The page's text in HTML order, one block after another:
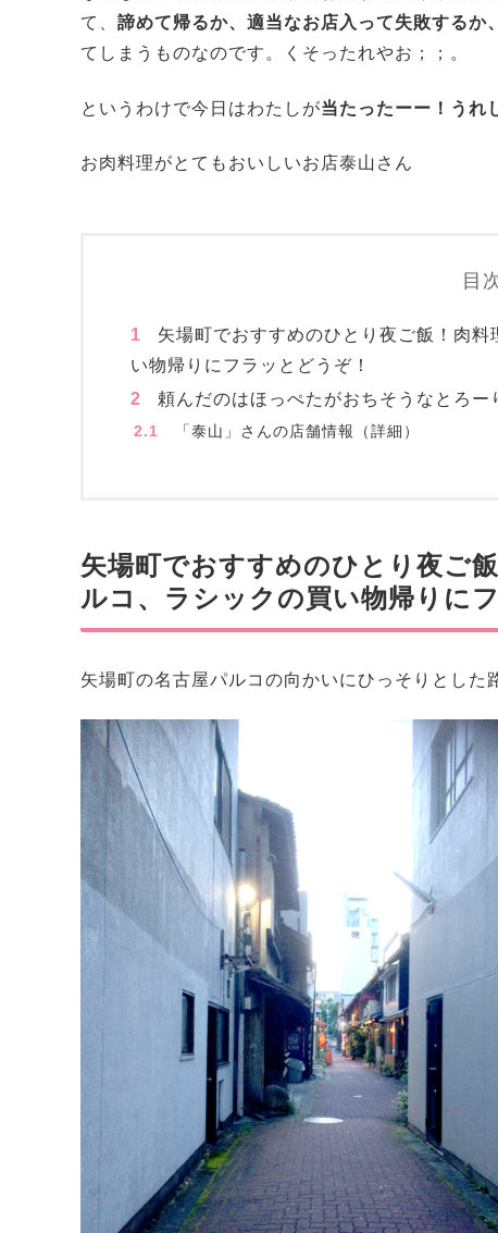
て、 諦めて帰るか、適当なお店入って失敗するか
てしまうものなのです。くそったれやお；；。
というわけで今日はわたしが当たったーー！うれ
お肉料理がとてもおいしいお店泰山さん
目
1
矢場町でおすすめのひとり夜ご飯！肉
い物帰りにフラッとどうぞ！
2
頼んだのはほっぺたがおちそうなとろー
2.1 「泰山」さんの店舗情報（詳細）
矢場町でおすすめのひとり夜ご
ルコ、ラシックの買い物帰りに
矢場町の名古屋パルコの向かいにひっそりとした